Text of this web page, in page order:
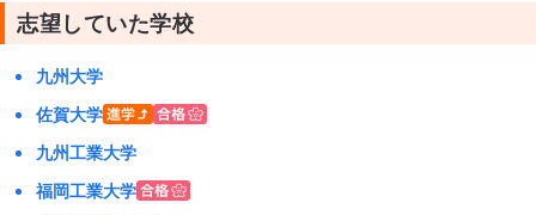
志望していた学校
九州大学
佐賀大学
九州工業大学
福岡工業大学